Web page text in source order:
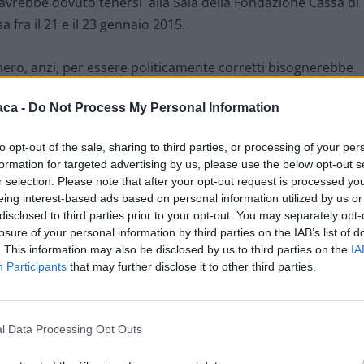
- Do Not Process My Personal Information
opt-out of the sale, sharing to third parties, or processing of your
for targeted advertising by us, please use the below opt-out
selection. Please note that after your opt-out request is processed
interest-based ads based on personal information utilized by us
to third parties prior to your opt-out. You may separately
of your personal information by third parties on the IAB’s list of
This information may also be disclosed by us to third parties on the
Participants that may further disclose it to other third parties.
Data Processing Opt Outs
fra il 21 e il 23 gennaio 2015.
anzi, per essere politicamente corretti bisognerebbe
rimasto quasi niente.
con la quale, dopo, orecchie basse e coda tra le
che arriva dalla Regione Piemonte. Per favore, fatelo non
dignità.
sottostare ai diktat di bandiera, dov’è finito allora l’altro
essere promotore attivo ed attento sui temi della
Lorenzo Perosi. Forse sono già andati tutti in